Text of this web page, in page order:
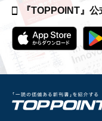
『TOPPOINT』